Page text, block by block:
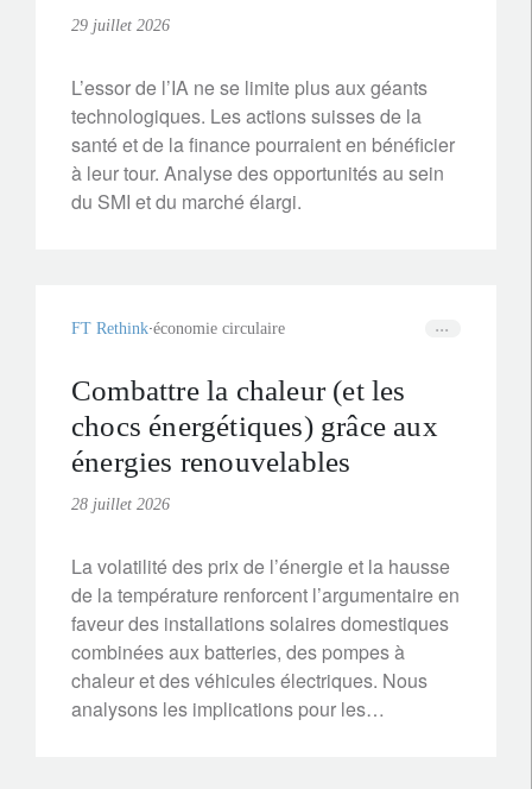
29 juillet 2026
L’essor de l’IA ne se limite plus aux géants
technologiques. Les actions suisses de la
santé et de la finance pourraient en bénéficier
à leur tour. Analyse des opportunités au sein
du SMI et du marché élargi.
FT Rethink économie circulaire
Combattre la chaleur (et les
chocs énergétiques) grâce aux
énergies renouvelables
28 juillet 2026
La volatilité des prix de l’énergie et la hausse
de la température renforcent l’argumentaire en
faveur des installations solaires domestiques
combinées aux batteries, des pompes à
chaleur et des véhicules électriques. Nous
analysons les implications pour les